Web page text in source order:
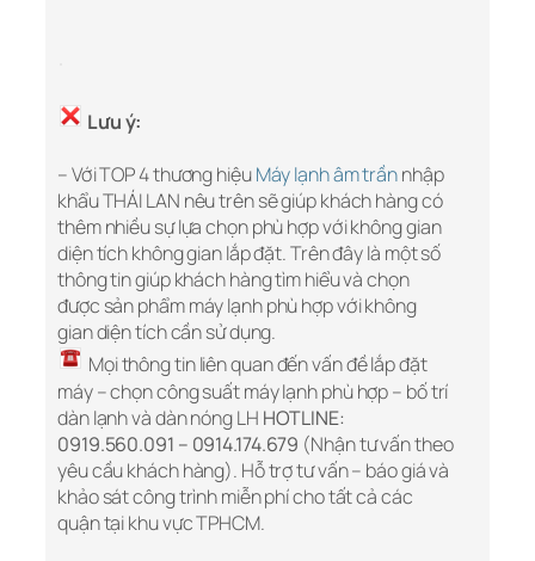
Lưu ý:
– Với TOP 4 thương hiệuMáy lạnh âm trầnnhập
khẩu THÁI LAN nêu trên sẽ giúp khách hàng có
thêm nhiều sự lựa chọn phù hợp với không gian
diện tích không gian lắp đặt. Trên đây là một số
thông tin giúp khách hàng tìm hiểu và chọn
được sản phẩm máy lạnh phù hợp với không
gian diện tích cần sử dụng.
Mọi thông tin liên quan đến vấn đề lắp đặt
máy – chọn công suất máy lạnh phù hợp – bố trí
dàn lạnh và dàn nóng LH HOTLINE:
0919.560.091 – 0914.174.679 (Nhận tư vấn theo
yêu cầu khách hàng). Hỗ trợ tư vấn – báo giá và
khảo sát công trình miễn phí cho tất cả các
quận tại khu vực TPHCM.